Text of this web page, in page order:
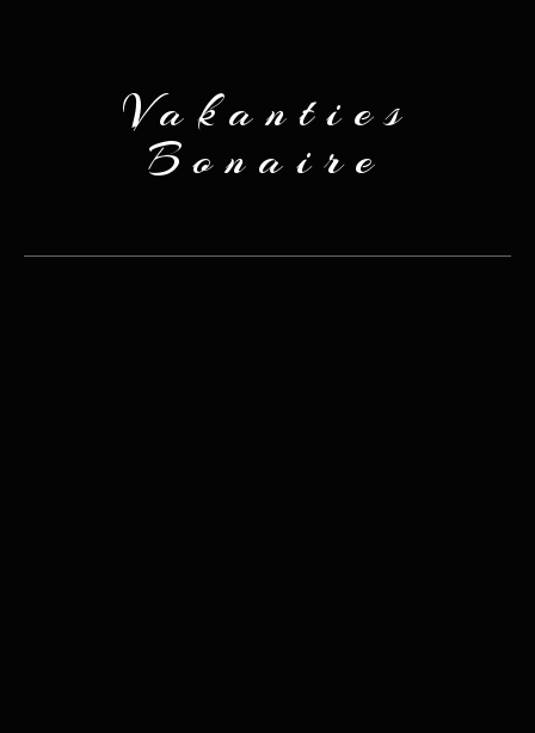
Vakanties
Bonaire